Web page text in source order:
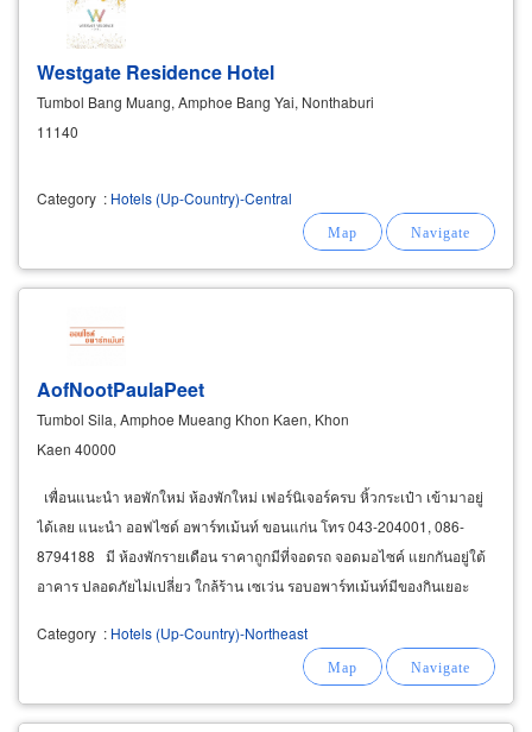
Westgate Residence Hotel
Tumbol Bang Muang, Amphoe Bang Yai, Nonthaburi
11140
Category : Hotels (Up-Country)-Central
AofNootPaulaPeet
Tumbol Sila, Amphoe Mueang Khon Kaen, Khon
Kaen 40000
เพื่อนแนะนำ หอพักใหม่ ห้องพักใหม่ เฟอร์นิเจอร์ครบ หิ้วกระเป๋า เข้ามาอยู่
ได้เลย แนะนำ ออฟไซด์ อพาร์ทเม้นท์ ขอนแก่น โทร 043-204001, 086-
8794188 มี ห้องพักรายเดือน ราคาถูกมีที่จอดรถ จอดมอไซค์ แยกกันอยู่ใต้
อาคาร ปลอดภัยไม่เปลี่ยว ใกล้ร้าน เซเว่น รอบอพาร์ทเม้นท์มีของกินเยอะ
Category : Hotels (Up-Country)-Northeast